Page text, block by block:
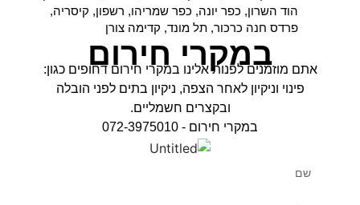
במקרי חירום
אתם מוזמנים לפנות אלינו במקרי חירום דחופים כגון:
פינוי וניקיון לאחר הצפה, ניקיון בתים לפני הובלה
ובקצרים חשמליים.
במקרי חירום - 072-3975010
הוד השרון, כפר יונה, כפר שמריהו, רשפון, קיסריה,
פרדס חנה כרכור, תל מונד, קדימה צורן